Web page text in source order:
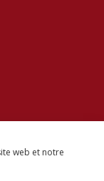
web et notre